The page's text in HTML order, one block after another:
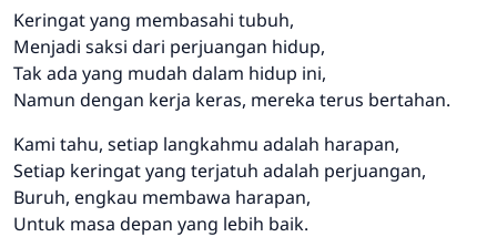
Keringat yang membasahi tubuh,
Menjadi saksi dari perjuangan hidup,
Tak ada yang mudah dalam hidup ini,
Namun dengan kerja keras, mereka terus bertahan.
Kami tahu, setiap langkahmu adalah harapan,
Setiap keringat yang terjatuh adalah perjuangan,
Buruh, engkau membawa harapan,
Untuk masa depan yang lebih baik.